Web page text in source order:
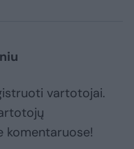
vartotojai.
komentaruose!